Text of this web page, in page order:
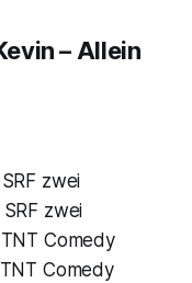
– Allein
zwei
zwei
Comedy
Comedy